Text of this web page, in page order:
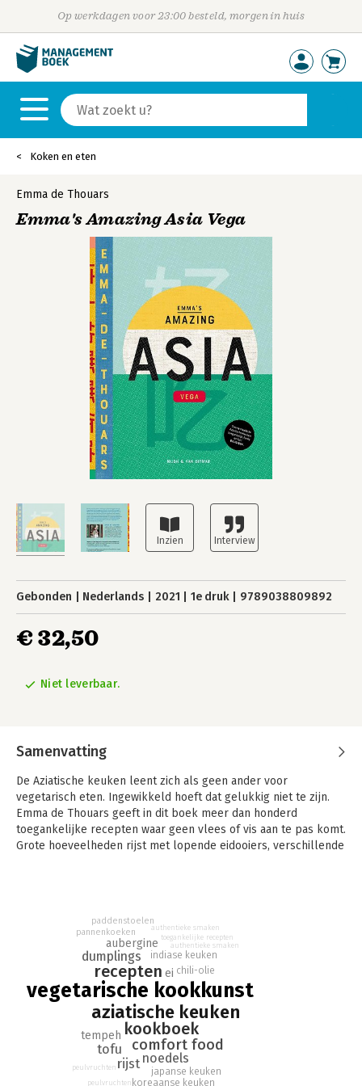
Op werkdagen voor 23:00 besteld, morgen in huis
Koken en eten
Emma de Thouars
Emma's Amazing Asia Vega
Gebonden Nederlands 2021 1e druk 9789038809892
€ 32,50
Niet leverbaar.
Samenvatting
De Aziatische keuken leent zich als geen ander voor
vegetarisch eten. Ingewikkeld hoeft dat gelukkig niet te zijn.
Emma de Thouars geeft in dit boek meer dan honderd
toegankelijke recepten waar geen vlees of vis aan te pas komt.
Grote hoeveelheden rijst met lopende eidooiers, verschillende
Amazing Asia is de inspanning laag en het comfortfoodgehalte
‘Inspirerende en hedendaagse recepten voor gerechten met
zowel behoud van de authentieke smaken en kooktechnieken
als een geheel eigen creatieve uitvoering ervan. Heerlijk om te
zien en er trek van te krijgen!’ – Chinees restaurant Sea Palace,
‘Er is nog zoveel te ontdekken in de Aziatische keuken en
Emma doet dat vol overgave en met kennis van zaken, echt
vegetarische kookkunst
aziatische keuken
kookboek
recepten
comfort food
noedels
dumplings
rijst
tofu
aubergine
tempeh
ei
indiase keuken
japanse keuken
koreaanse keuken
chili-olie
pannenkoeken
paddenstoelen
authentieke smaken
toegankelijke recepten
peulvruchten
authentieke smaken
peulvruchten